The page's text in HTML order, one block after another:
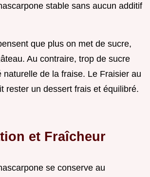
stable sans aucun additif
que plus on met de sucre,
Au contraire, trop de sucre
naturelle de la fraise. Le Fraisier au
rester un dessert frais et équilibré.
et Fraîcheur
se conserve au